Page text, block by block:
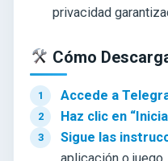
privacidad
Cómo
Accede a
Haz clic en
Sigue las
aplicación o juego.